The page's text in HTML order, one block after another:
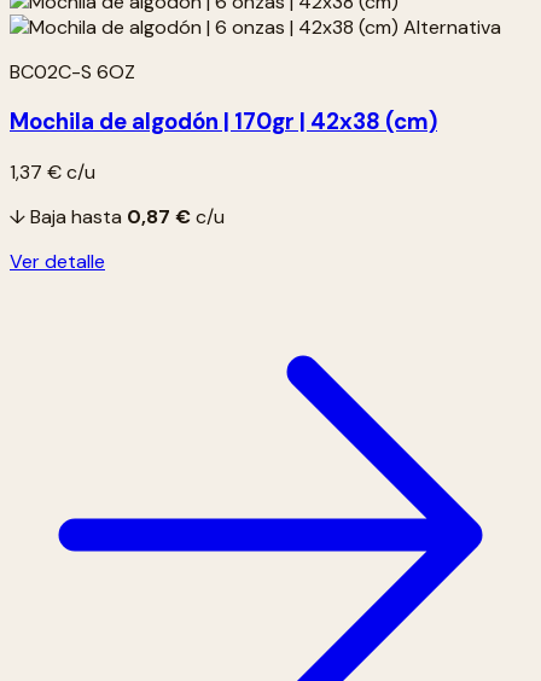
BC02C-S 6OZ
Mochila de algodón | 170gr | 42x38 (cm)
1,37 €c/u
↓ Baja hasta 0,87 €c/u
Ver detalle